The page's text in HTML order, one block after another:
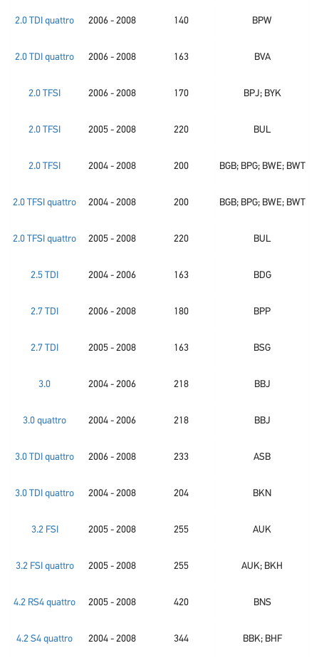
2.0 TDI quattro 2006 - 2008 140 BPW
2.0 TDI quattro 2006 - 2008 163 BVA
2.0 TFSI 2006 - 2008 170 BPJ; BYK
2.0 TFSI 2005 - 2008 220 BUL
2.0 TFSI 2004 - 2008 200 BGB; BPG; BWE; BWT
2.0 TFSI quattro 2004 - 2008 200 BGB; BPG; BWE; BWT
2.0 TFSI quattro 2005 - 2008 220 BUL
2.5 TDI 2004 - 2006 163 BDG
2.7 TDI 2006 - 2008 180 BPP
2.7 TDI 2005 - 2008 163 BSG
3.0 2004 - 2006 218 BBJ
3.0 quattro 2004 - 2006 218 BBJ
3.0 TDI quattro 2006 - 2008 233 ASB
3.0 TDI quattro 2004 - 2008 204 BKN
3.2 FSI 2005 - 2008 255 AUK
3.2 FSI quattro 2005 - 2008 255 AUK; BKH
4.2 RS4 quattro 2005 - 2008 420 BNS
4.2 S4 quattro 2004 - 2008 344 BBK; BHF